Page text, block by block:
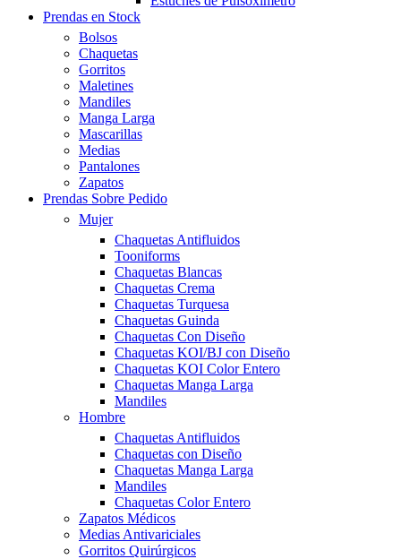
Prendas en Stock
Bolsos
Chaquetas
Gorritos
Maletines
Mandiles
Manga Larga
Mascarillas
Medias
Pantalones
Zapatos
Prendas Sobre Pedido
Mujer
Chaquetas Antifluidos
Tooniforms
Chaquetas Blancas
Chaquetas Crema
Chaquetas Turquesa
Chaquetas Guinda
Chaquetas Con Diseño
Chaquetas KOI/BJ con Diseño
Chaquetas KOI Color Entero
Chaquetas Manga Larga
Mandiles
Hombre
Chaquetas Antifluidos
Chaquetas con Diseño
Chaquetas Manga Larga
Mandiles
Chaquetas Color Entero
Zapatos Médicos
Medias Antivariciales
Gorritos Quirúrgicos